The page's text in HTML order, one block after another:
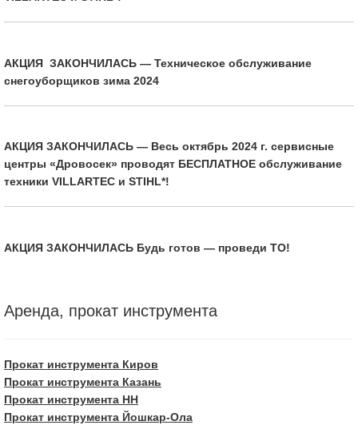
АКЦИЯ ЗАКОНЧИЛАСЬ — Техническое обслуживание
снегоуборщиков зима 2024
АКЦИЯ ЗАКОНЧИЛАСЬ — Весь октябрь 2024 г. сервисные
центры «Дровосек» проводят БЕСПЛАТНОЕ обслуживание
техники VILLARTEC и STIHL*!
АКЦИЯ ЗАКОНЧИЛАСЬ Будь готов — проведи ТО!
Аренда, прокат инструмента
Прокат инструмента Киров
Прокат инструмента Казань
Прокат инструмента НН
Прокат инструмента Йошкар-Ола